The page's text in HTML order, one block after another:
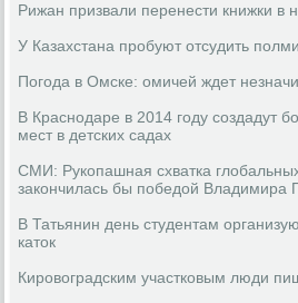
Рижан призвали перенести книжки в
У Казахстана пробуют отсудить
Погода в Омске: омичей ждет
В Краснодаре в 2014 году создадут
мест в детских садах
СМИ: Рукопашная схватка
закончилась бы победой Владимира
В Татьянин день студентам
каток
Кировоградским участковым люди